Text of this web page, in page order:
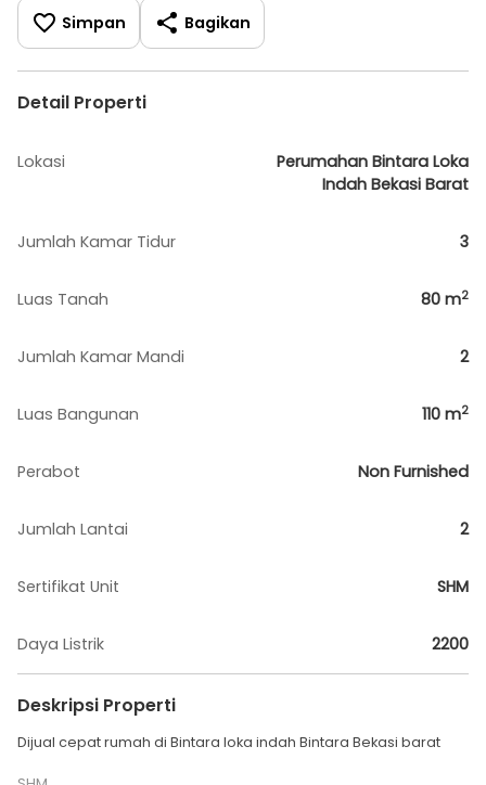
Simpan Bagikan
Detail Properti
Lokasi
Perumahan Bintara Loka
Indah Bekasi Barat
Jumlah Kamar Tidur 3
Luas Tanah 80 m2
Jumlah Kamar Mandi 2
Luas Bangunan 110 m2
Perabot Non Furnished
Jumlah Lantai 2
Sertifikat Unit SHM
Daya Listrik 2200
Deskripsi Properti
Dijual cepat rumah di Bintara loka indah Bintara Bekasi barat